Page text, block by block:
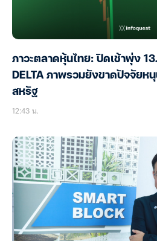
ภาวะตลาดหุ้นไทย: ปิดเช้าพุ่ง
DELTA ภาพรวมยังขาดปัจจัยห
สหรัฐ
12:43 น.